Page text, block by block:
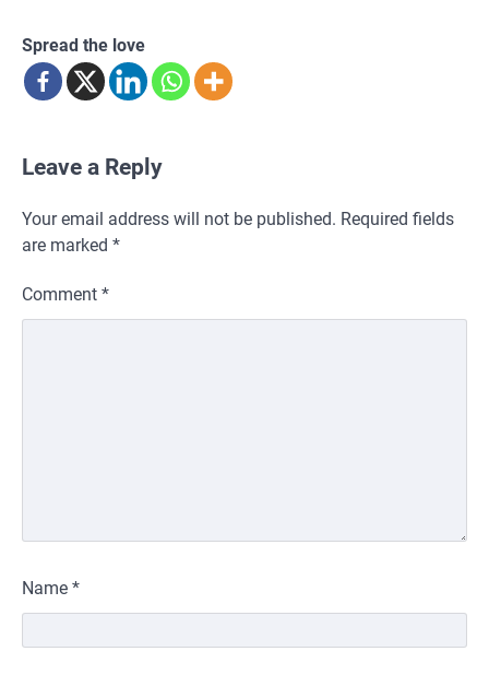
Spread the love
Leave a Reply
Your email address will not be published. Required fields
are marked *
Comment *
Name *